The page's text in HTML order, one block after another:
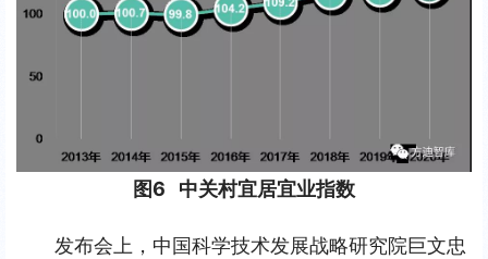
图6   中关村宜居宜业指数
发布会上，中国科学技术发展战略研究院巨文忠